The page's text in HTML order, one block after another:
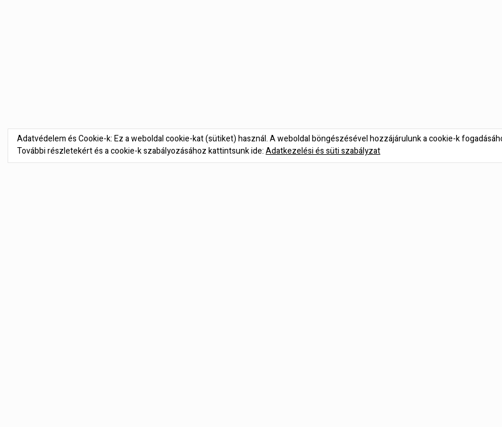
navigáció
Adatvédelem és Cookie-k: Ez a weboldal cookie-kat (sütiket) használ. A weboldal böngészésével hozzájárulunk a cookie-k
További részletekért és a cookie-k szabályozásához kattintsunk ide:Adatkezelési és süti szabályzat